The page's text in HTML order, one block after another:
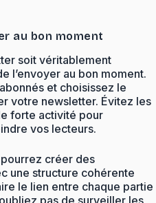
au bon moment
soit véritablement
l’envoyer au bon moment.
et choisissez le
votre newsletter. Évitez les
forte activité pour
vos lecteurs.
créer des
une structure cohérente
le lien entre chaque partie
pas de surveiller les